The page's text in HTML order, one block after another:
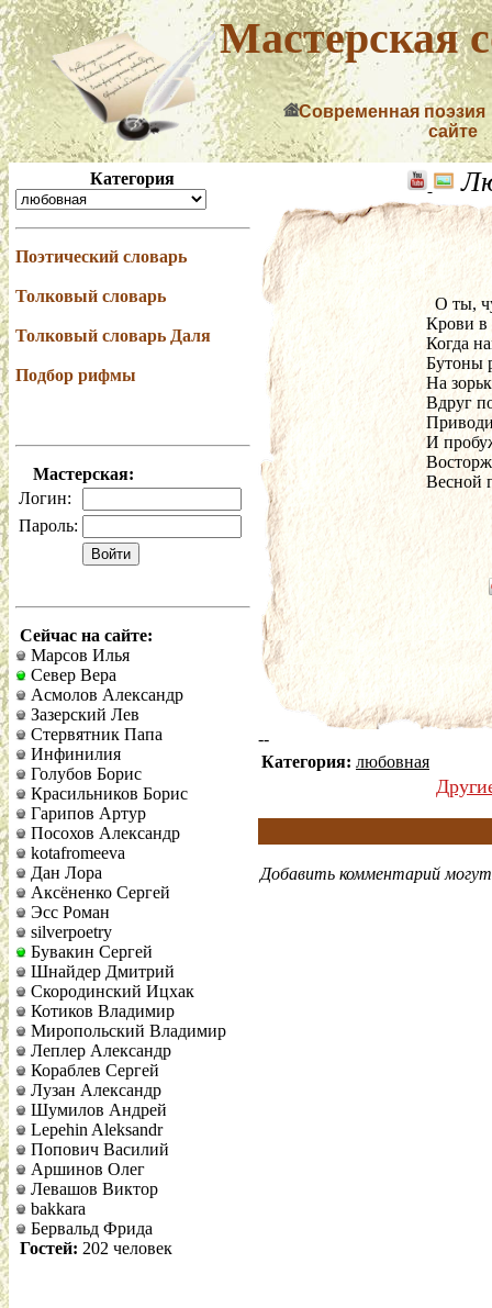
Мастерская
Современная поэзия
сайте
Категория
Поэтический словарь
Толковый словарь
Толковый словарь Даля
Подбор рифмы
Мастерская:
Логин:
Пароль:
Сейчас на сайте:
Марсов Илья
Север Вера
Асмолов Александр
Зазерский Лев
Стервятник Папа
Инфинилия
Голубов Борис
Красильников Борис
Гарипов Артур
Посохов Александр
kotafromeeva
Дан Лора
Аксёненко Сергей
Эсс Роман
silverpoetry
Бувакин Сергей
Шнайдер Дмитрий
Скородинский Ицхак
Котиков Владимир
Миропольский Владимир
Леплер Александр
Кораблев Сергей
Лузан Александр
Шумилов Андрей
Lepehin Aleksandr
Попович Василий
Аршинов Олег
Левашов Виктор
bakkara
Бервальд Фрида
Гостей: 202 человек
О ты,
Крови в
Когда
Бутоны
На
Вдруг
И
Весной
--
Категория: любовная
Добавить комментарий